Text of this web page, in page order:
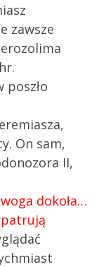
zawsze
poszło
On sam,
II,
dokoła…